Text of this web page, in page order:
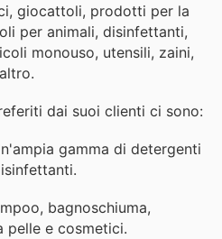
giocattoli, prodotti per la
per animali, disinfettanti,
monouso, utensili, zaini,
dai suoi clienti ci sono:
gamma di detergenti
bagnoschiuma,
pelle e cosmetici.